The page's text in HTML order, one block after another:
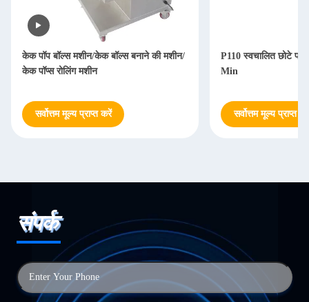
मशीन/केक बॉल्स बनाने की मशीन/
मशीन
प्राप्त करें
P110 स्वचालित छोटे फलों की गेंद मशीन
सर्वोत्तम मूल्य प्राप्त करें
संपर्क